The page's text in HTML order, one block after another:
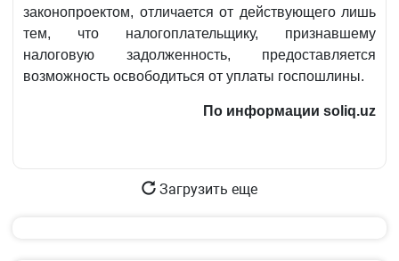
законопроектом, отличается от действующего лишь
тем, что налогоплательщику, признавшему
налоговую задолженность, предоставляется
возможность освободиться от уплаты госпошлины.
По информации soliq.uz
Загрузить еще